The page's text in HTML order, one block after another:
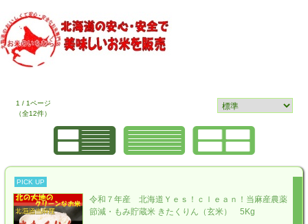
1 / 1ページ
（全12件）
PICK UP
令和７年産 北海道Ｙｅｓ！ｃｌｅａｎ！当麻産農薬
節減・もみ貯蔵米 きたくりん（玄米） 5Kg